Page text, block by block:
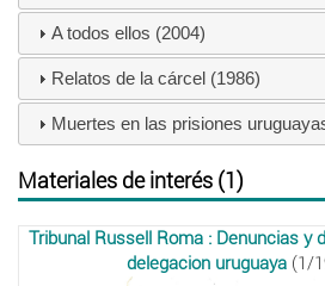
A todos ellos (2004)
Relatos de la cárcel (1986)
Muertes en las prisiones
Materiales de interés (1)
Tribunal Russell Roma : Denuncias y
delegacion uruguaya (1/